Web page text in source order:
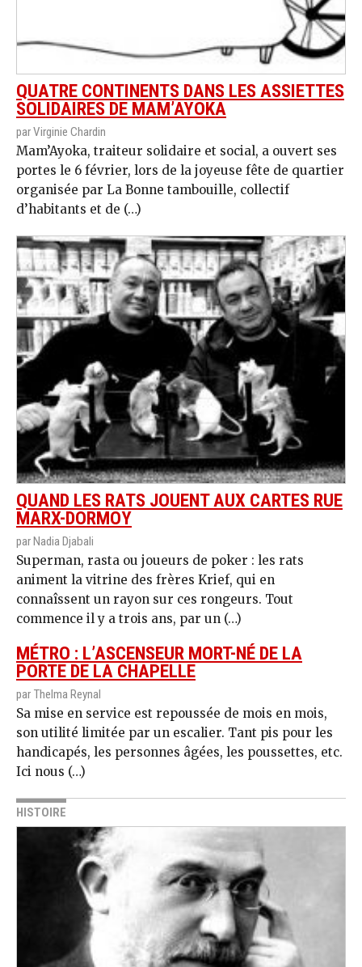
QUATRE CONTINENTS DANS LES ASSIETTES
SOLIDAIRES DE MAM’AYOKA
par Virginie Chardin
Mam’Ayoka, traiteur solidaire et social, a ouvert ses
portes le 6 février, lors de la joyeuse fête de quartier
organisée par La Bonne tambouille, collectif
d’habitants et de (…)
QUAND LES RATS JOUENT AUX CARTES RUE
MARX-DORMOY
par Nadia Djabali
Superman, rasta ou joueurs de poker : les rats
animent la vitrine des frères Krief, qui en
connaîssent un rayon sur ces rongeurs. Tout
commence il y a trois ans, par un (…)
MÉTRO : L’ASCENSEUR MORT-NÉ DE LA
PORTE DE LA CHAPELLE
par Thelma Reynal
Sa mise en service est repoussée de mois en mois,
son utilité limitée par un escalier. Tant pis pour les
handicapés, les personnes âgées, les poussettes, etc.
Ici nous (…)
HISTOIRE